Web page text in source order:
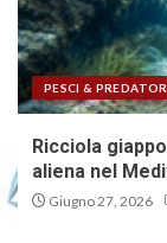
PESCI &
Ricciola
aliena nel
Giugno 27, 2026